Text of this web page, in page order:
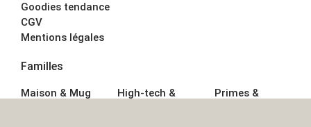
Goodies tendance
CGV
Mentions légales
Familles
Maison & Mug
High-tech &
Primes &